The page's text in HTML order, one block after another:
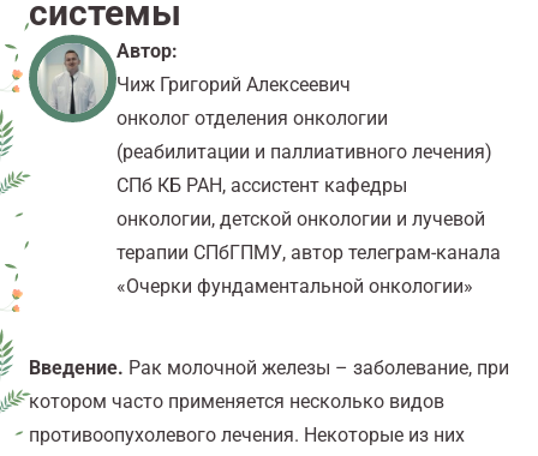
системы
Автор:
Чиж Григорий Алексеевич
онколог отделения онкологии
(реабилитации и паллиативного лечения)
СПб КБ РАН, ассистент кафедры
онкологии, детской онкологии и лучевой
терапии СПбГПМУ, автор телеграм-канала
«Очерки фундаментальной онкологии»
Введение. Рак молочной железы – заболевание, при
котором часто применяется несколько видов
противоопухолевого лечения. Некоторые из них